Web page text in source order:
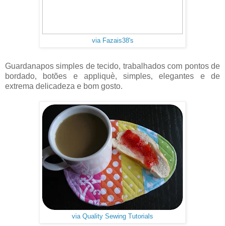
via Fazais38's
Guardanapos simples de tecido, trabalhados com pontos de
bordado, botões e appliquè, simples, elegantes e de
extrema delicadeza e bom gosto.
via Quality Sewing Tutorials